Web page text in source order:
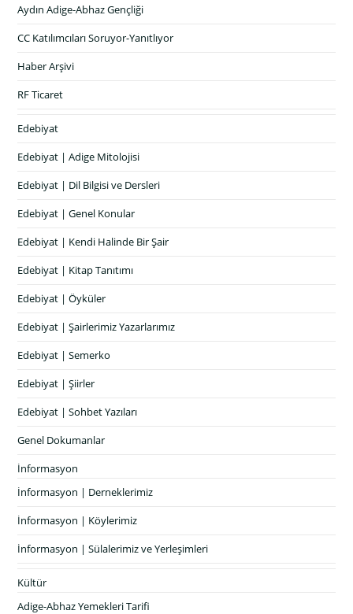
Aydın Adige-Abhaz Gençliği
CC Katılımcıları Soruyor-Yanıtlıyor
Haber Arşivi
RF Ticaret
Edebiyat
Edebiyat | Adige Mitolojisi
Edebiyat | Dil Bilgisi ve Dersleri
Edebiyat | Genel Konular
Edebiyat | Kendi Halinde Bir Şair
Edebiyat | Kitap Tanıtımı
Edebiyat | Öyküler
Edebiyat | Şairlerimiz Yazarlarımız
Edebiyat | Semerko
Edebiyat | Şiirler
Edebiyat | Sohbet Yazıları
Genel Dokumanlar
İnformasyon
İnformasyon | Derneklerimiz
İnformasyon | Köylerimiz
İnformasyon | Sülalerimiz ve Yerleşimleri
Kültür
Adige-Abhaz Yemekleri Tarifi